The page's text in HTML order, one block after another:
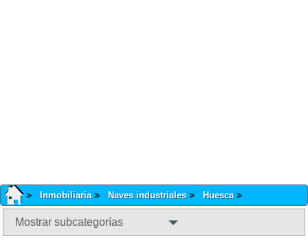
Inmobiliaria Naves industriales Huesca
Mostrar subcategorías